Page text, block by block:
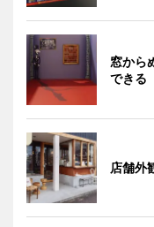
窓から
できる
店舗外